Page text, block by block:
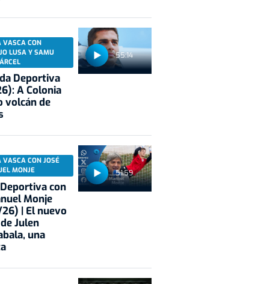
55:14
VASCA CON
LUSA Y SAMU
Deportiva
A Colonia
volcán de
51:59
VASCA CON JOSÉ
MONJE
con
Monje
| El nuevo
Julen
una